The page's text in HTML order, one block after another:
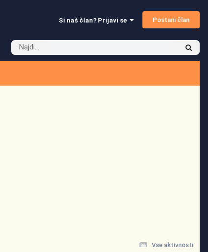
Si naš član? Prijavi se Postani član
Vse aktivnosti